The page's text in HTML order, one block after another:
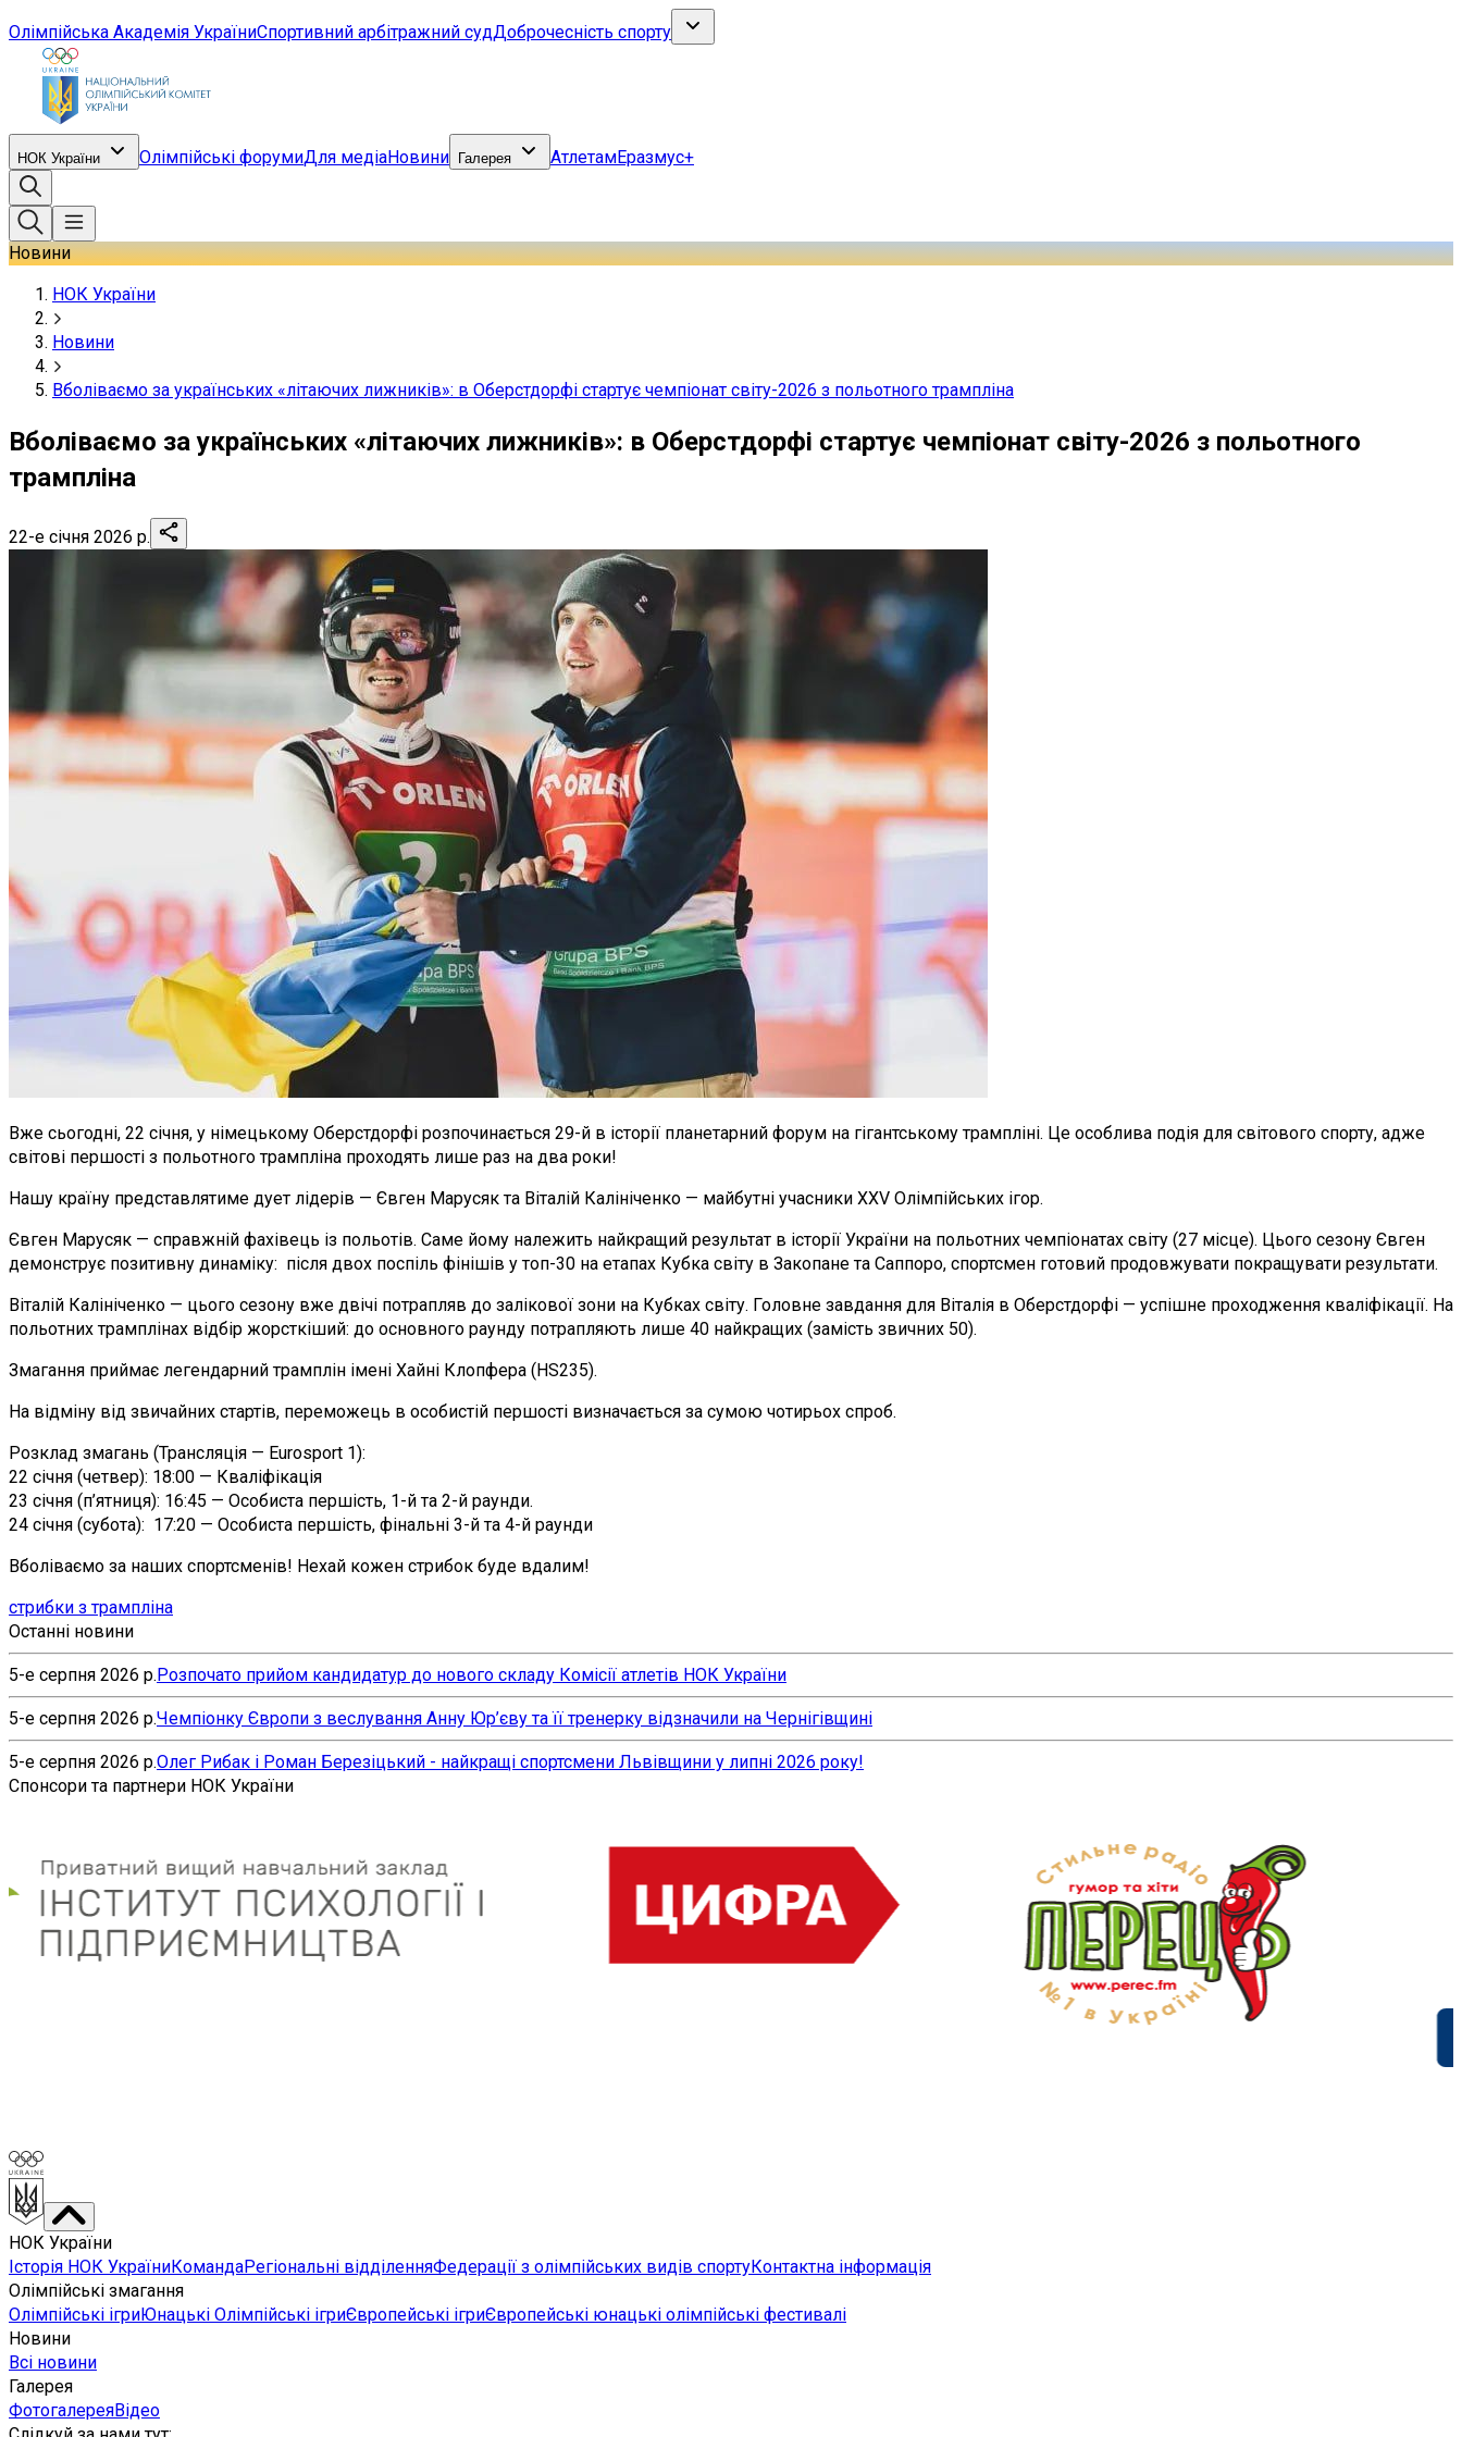
Олімпійська Академія УкраїниСпортивний арбітражний судДоброчесність спорту
НОК України Олімпійські форумиДля медіаНовини Галерея АтлетамЕразмус+
Новини
НОК України
Новини
Вболіваємо за українських «літаючих лижників»: в Оберстдорфі стартує чемпіонат світу-2026 з польотного трампліна
Вболіваємо за українських «літаючих лижників»: в Оберстдорфі стартує чемпіонат світу-2026 з польотного
трампліна
22-е січня 2026 р.
Вже сьогодні, 22 січня, у німецькому Оберстдорфі розпочинається 29-й в історії планетарний форум на гігантському трампліні. Це особлива подія для світового спорту, адже
світові першості з польотного трампліна проходять лише раз на два роки!
Нашу країну представлятиме дует лідерів — Євген Марусяк та Віталій Калініченко — майбутні учасники XXV Олімпійських ігор.
Євген Марусяк — справжній фахівець із польотів. Саме йому належить найкращий результат в історії України на польотних чемпіонатах світу (27 місце). Цього сезону Євген
демонструє позитивну динаміку: після двох поспіль фінішів у топ-30 на етапах Кубка світу в Закопане та Саппоро, спортсмен готовий продовжувати покращувати результати.
Віталій Калініченко — цього сезону вже двічі потрапляв до залікової зони на Кубках світу. Головне завдання для Віталія в Оберстдорфі — успішне проходження кваліфікації. На
польотних трамплінах відбір жорсткіший: до основного раунду потрапляють лише 40 найкращих (замість звичних 50).
Змагання приймає легендарний трамплін імені Хайні Клопфера (HS235).
На відміну від звичайних стартів, переможець в особистій першості визначається за сумою чотирьох спроб.
Розклад змагань (Трансляція — Eurosport 1):
22 січня (четвер): 18:00 — Кваліфікація
23 січня (п’ятниця): 16:45 — Особиста першість, 1-й та 2-й раунди.
24 січня (субота): 17:20 — Особиста першість, фінальні 3-й та 4-й раунди
Вболіваємо за наших спортсменів! Нехай кожен стрибок буде вдалим!
стрибки з трампліна
Останні новини
5-е серпня 2026 р.Розпочато прийом кандидатур до нового складу Комісії атлетів НОК України
5-е серпня 2026 р.Чемпіонку Європи з веслування Анну Юр’єву та її тренерку відзначили на Чернігівщині
5-е серпня 2026 р.Олег Рибак і Роман Березіцький - найкращі спортсмени Львівщини у липні 2026 року!
Спонсори та партнери НОК України
НОК України
Історія НОК УкраїниКомандаРегіональні відділенняФедерації з олімпійських видів спортуКонтактна інформація
Олімпійські змагання
Олімпійські ігриЮнацькі Олімпійські ігриЄвропейські ігриЄвропейські юнацькі олімпійські фестивалі
Новини
Всі новини
Галерея
ФотогалереяВідео